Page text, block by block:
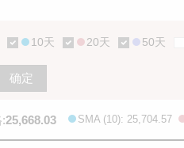
10天 20天 50天
确定
:25,668.03 SMA (10): 25,704.57